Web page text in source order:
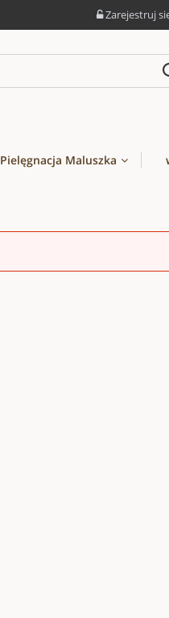
Zarejestruj
Pielęgnacja Maluszka